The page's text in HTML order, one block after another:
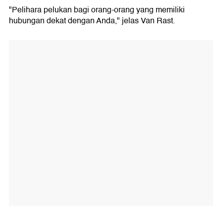
"Pelihara pelukan bagi orang-orang yang memiliki
hubungan dekat dengan Anda," jelas Van Rast.